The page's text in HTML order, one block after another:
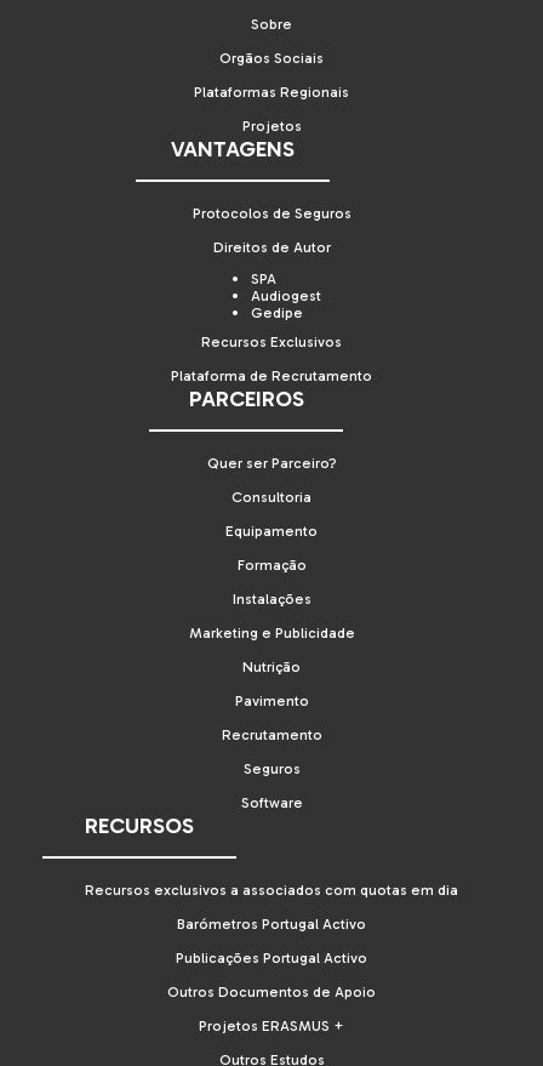
Sobre
Orgãos Sociais
Plataformas Regionais
Projetos
VANTAGENS
Protocolos de Seguros
Direitos de Autor
SPA
Audiogest
Gedipe
Recursos Exclusivos
Plataforma de Recrutamento
PARCEIROS
Quer ser Parceiro?
Consultoria
Equipamento
Formação
Instalações
Marketing e Publicidade
Nutrição
Pavimento
Recrutamento
Seguros
Software
RECURSOS
Recursos exclusivos a associados com quotas em dia
Barómetros Portugal Activo
Publicações Portugal Activo
Outros Documentos de Apoio
Projetos ERASMUS +
Outros Estudos